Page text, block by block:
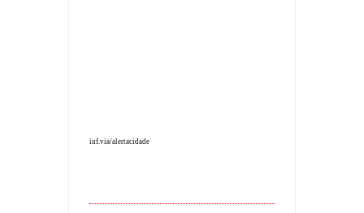
inf.via/alertacidade